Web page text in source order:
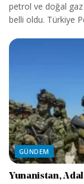
petrol ve doğal gaz
belli oldu. Türkiye
GÜNDEM
Yunanistan,